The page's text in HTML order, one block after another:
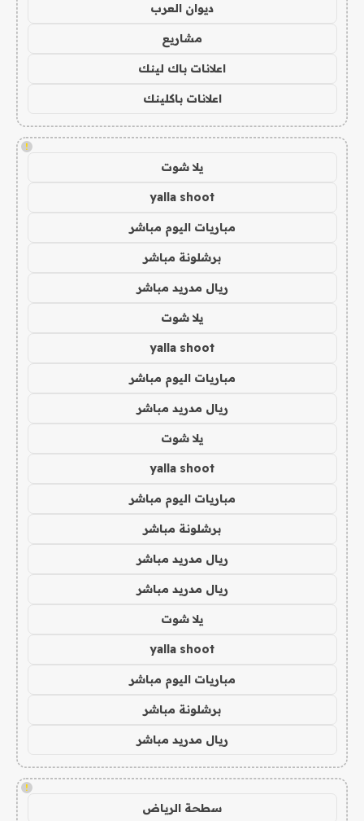
ديوان العرب
مشاريع
اعلانات باك لينك
اعلانات باكلينك
!
يلا شوت
yalla shoot
مباريات اليوم مباشر
برشلونة مباشر
ريال مدريد مباشر
يلا شوت
yalla shoot
مباريات اليوم مباشر
ريال مدريد مباشر
يلا شوت
yalla shoot
مباريات اليوم مباشر
برشلونة مباشر
ريال مدريد مباشر
ريال مدريد مباشر
يلا شوت
yalla shoot
مباريات اليوم مباشر
برشلونة مباشر
ريال مدريد مباشر
!
سطحة الرياض